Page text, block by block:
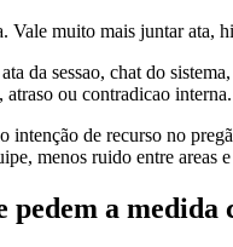
Vale muito mais juntar ata,
da sessao, chat do
ou contradicao interna.
de recurso no
menos ruido entre areas
pedem a medida